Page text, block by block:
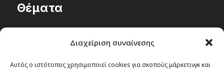
Διαχείριση συναίνεσης
Αυτός ο ιστότοπος χρησιμοποιεί cookies για σκοπούς μάρκετινγκ και
Θέματα
Passenger στον κόσμο
TRAVEL NEWS